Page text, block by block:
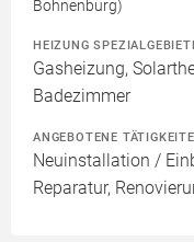
Bohnenburg)
HEIZUNG
Gasheizung,
Badezimmer
ANGEBOTENE
Neuinstallation /
Reparatur,